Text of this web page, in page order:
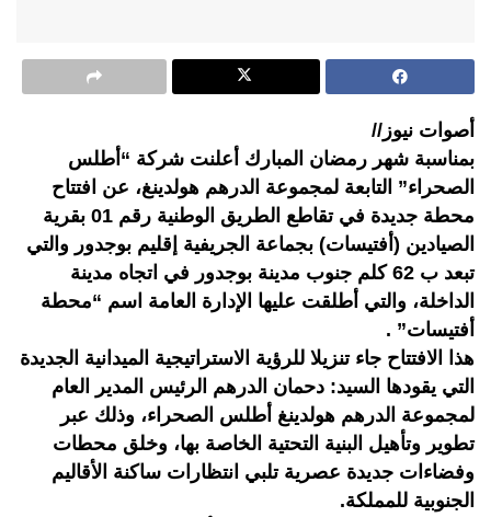
أصوات نيوز//
بمناسبة شهر رمضان المبارك أعلنت شركة “أطلس
الصحراء” التابعة لمجموعة الدرهم هولدينغ، عن افتتاح
محطة جديدة في تقاطع الطريق الوطنية رقم 01 بقرية
الصيادين (أفتيسات) بجماعة الجريفية إقليم بوجدور والتي
تبعد ب 62 كلم جنوب مدينة بوجدور في اتجاه مدينة
الداخلة، والتي أطلقت عليها الإدارة العامة اسم “محطة
أفتيسات” .
هذا الافتتاح جاء تنزيلا للرؤية الاستراتيجية الميدانية الجديدة
التي يقودها السيد: دحمان الدرهم الرئيس المدير العام
لمجموعة الدرهم هولدينغ أطلس الصحراء، وذلك عبر
تطوير وتأهيل البنية التحتية الخاصة بها، وخلق محطات
وفضاءات جديدة عصرية تلبي انتظارات ساكنة الأقاليم
الجنوبية للمملكة.